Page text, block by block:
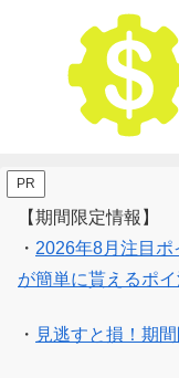
PR
【期間限定情報】
・ 2026年8月注目ポ
が簡単に貰えるポ
・ 見逃すと損！期